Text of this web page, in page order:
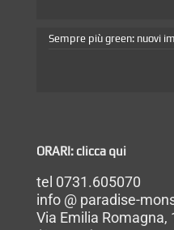
Sempre più green: nuovi
ORARI: clicca qui
tel 0731.605070
info @ paradise-
Via Emilia